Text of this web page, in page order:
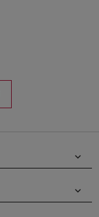
keyboard_arrow_down
keyboard_arrow_down